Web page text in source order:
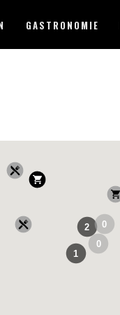
GASTRONOMIE
0
2 0
1